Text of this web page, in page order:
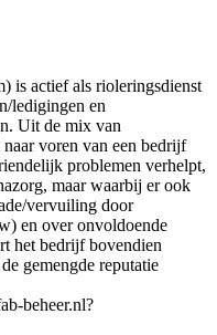
is actief als rioleringsdienst
ledigingen en
Uit de mix van
voren van een bedrijf
problemen verhelpt,
maar waarbij er ook
vervuiling door
en over onvoldoende
het bedrijf bovendien
gemengde reputatie
beheer.nl?